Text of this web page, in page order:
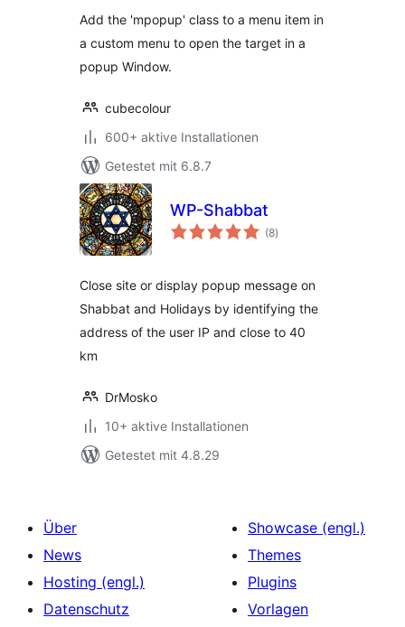
Add the 'mpopup' class to a menu item in
a custom menu to open the target in a
popup Window.
cubecolour
600+ aktive Installationen
Getestet mit 6.8.7
WP-Shabbat
(8Bewertungen
insgesamt
)
Close site or display popup message on
Shabbat and Holidays by identifying the
address of the user IP and close to 40
km
DrMosko
10+ aktive Installationen
Getestet mit 4.8.29
Über
News
Hosting (engl.)
Datenschutz
Showcase (engl.)
Themes
Plugins
Vorlagen